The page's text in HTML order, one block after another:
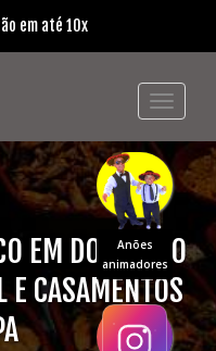
Anões
animadores
em até 10x
EM DOMICÍLIO
E CASAMENTOS